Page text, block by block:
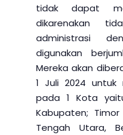
tidak dapat
dikarenakan
administrasi
digunakan
Mereka akan
1 Juli 2024 untuk
pada 1 Kota
Kabupaten;
Tengah Utara,